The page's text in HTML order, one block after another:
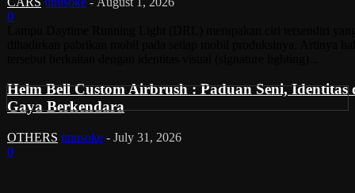
0
Helm Bell Custom Airbrush : Paduan Seni, Identitas
Gaya Berkendara
OTHERS tinusoke - July 31, 2026
0